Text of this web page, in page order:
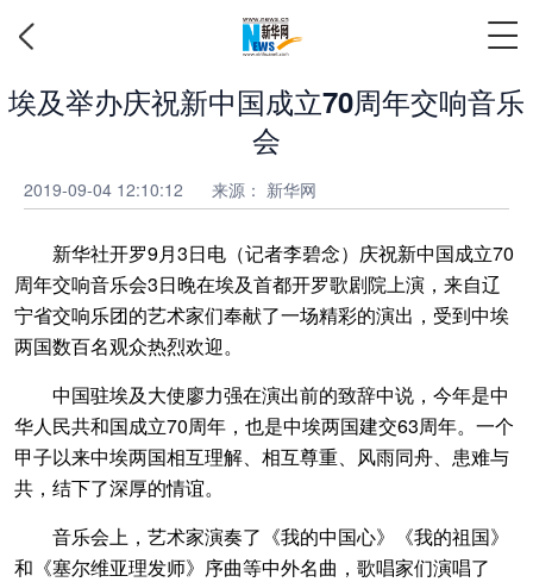
埃及举办庆祝新中国成立70周年交响音乐
会
2019-09-04 12:10:12 来源： 新华网
新华社开罗9月3日电（记者李碧念）庆祝新中国成立70
周年交响音乐会3日晚在埃及首都开罗歌剧院上演，来自辽
宁省交响乐团的艺术家们奉献了一场精彩的演出，受到中埃
两国数百名观众热烈欢迎。
中国驻埃及大使廖力强在演出前的致辞中说，今年是中
华人民共和国成立70周年，也是中埃两国建交63周年。一个
甲子以来中埃两国相互理解、相互尊重、风雨同舟、患难与
共，结下了深厚的情谊。
音乐会上，艺术家演奏了《我的中国心》《我的祖国》
和《塞尔维亚理发师》序曲等中外名曲，歌唱家们演唱了